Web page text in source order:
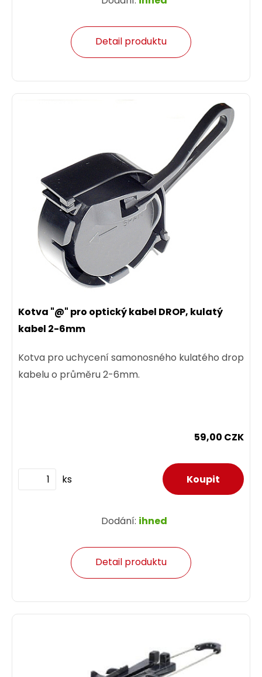
Detail produktu
Kotva "@" pro optický kabel DROP, kulatý
kabel 2-6mm
Kotva pro uchycení samonosného kulatého drop
kabelu o průměru 2-6mm.
59,00 CZK
ks
Dodání: ihned
Detail produktu